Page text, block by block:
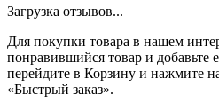
Загрузка отзывов...
Для покупки товара в нашем
понравившийся товар и добавьте
перейдите в Корзину и нажмите
«Быстрый заказ».